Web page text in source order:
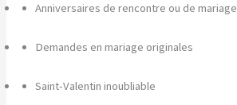
Anniversaires de rencontre ou de mariage
Demandes en mariage originales
Saint-Valentin inoubliable